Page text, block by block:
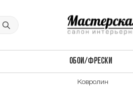
ОБОИ/ФРЕСКИ
Ковролин